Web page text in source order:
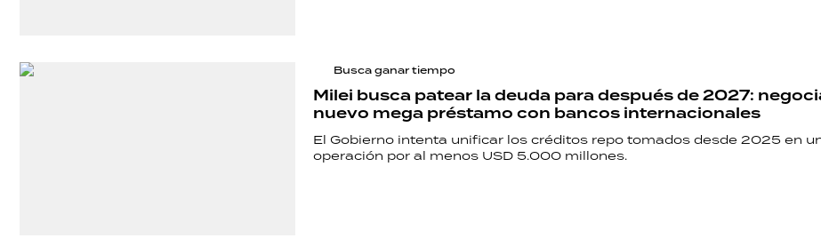
Busca ganar tiempo
Milei busca patear la deuda para después de 2027:
nuevo mega préstamo con bancos internacionales
El Gobierno intenta unificar los créditos repo tomados desde 2025 en
operación por al menos USD 5.000 millones.
TECNOLOGÍA